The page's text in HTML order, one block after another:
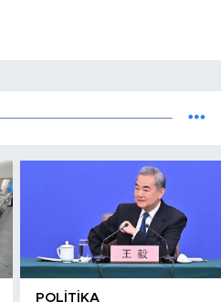
POLITIKA